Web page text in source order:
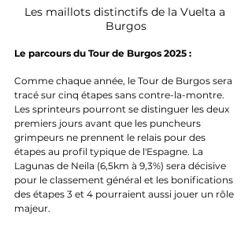
Les maillots distinctifs de la Vuelta a
Burgos
Le parcours du Tour de Burgos 2025 :
Comme chaque année, le Tour de Burgos sera
tracé sur cinq étapes sans contre-la-montre.
Les sprinteurs pourront se distinguer les deux
premiers jours avant que les puncheurs
grimpeurs ne prennent le relais pour des
étapes au profil typique de l'Espagne. La
Lagunas de Neila (6,5km à 9,3%) sera décisive
pour le classement général et les bonifications
des étapes 3 et 4 pourraient aussi jouer un rôle
majeur.